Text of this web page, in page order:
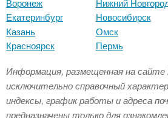
Воронеж
Екатеринбург
Казань
Красноярск
Нижний
Новосибирск
Омск
Пермь
Информация, размещенная на сайте
исключительно справочный
индексы, график работы и адреса
предназначены только для